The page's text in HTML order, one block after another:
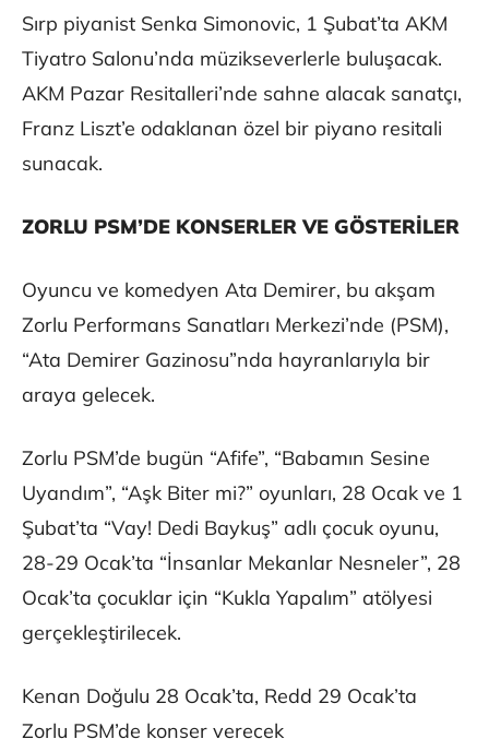
Sırp piyanist Senka Simonovic, 1 Şubat’ta AKM
Tiyatro Salonu’nda müzikseverlerle buluşacak.
AKM Pazar Resitalleri’nde sahne alacak sanatçı,
Franz Liszt’e odaklanan özel bir piyano resitali
sunacak.
ZORLU PSM’DE KONSERLER VE GÖSTERİLER
Oyuncu ve komedyen Ata Demirer, bu akşam
Zorlu Performans Sanatları Merkezi’nde (PSM),
“Ata Demirer Gazinosu”nda hayranlarıyla bir
araya gelecek.
Zorlu PSM’de bugün “Afife”, “Babamın Sesine
Uyandım”, “Aşk Biter mi?” oyunları, 28 Ocak ve 1
Şubat’ta “Vay! Dedi Baykuş” adlı çocuk oyunu,
28-29 Ocak’ta “İnsanlar Mekanlar Nesneler”, 28
Ocak’ta çocuklar için “Kukla Yapalım” atölyesi
gerçekleştirilecek.
Kenan Doğulu 28 Ocak’ta, Redd 29 Ocak’ta
Zorlu PSM’de konser verecek